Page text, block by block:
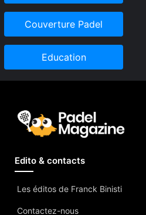
Couverture Padel
Education
Edito & contacts
Les éditos de Franck Binisti
Contactez-nous